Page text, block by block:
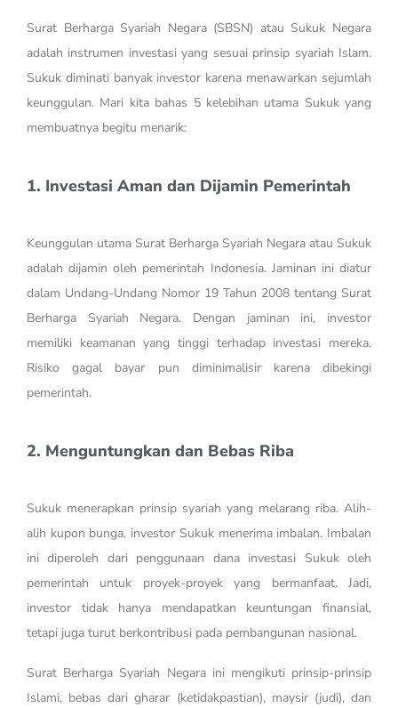
Surat Berharga Syariah Negara (SBSN) atau Sukuk Negara
adalah instrumen investasi yang sesuai prinsip syariah Islam.
Sukuk diminati banyak investor karena menawarkan sejumlah
keunggulan. Mari kita bahas 5 kelebihan utama Sukuk yang
membuatnya begitu menarik:
1. Investasi Aman dan Dijamin Pemerintah
Keunggulan utama Surat Berharga Syariah Negara atau Sukuk
adalah dijamin oleh pemerintah Indonesia. Jaminan ini diatur
dalam Undang-Undang Nomor 19 Tahun 2008 tentang Surat
Berharga Syariah Negara. Dengan jaminan ini, investor
memiliki keamanan yang tinggi terhadap investasi mereka.
Risiko gagal bayar pun diminimalisir karena dibekingi
pemerintah.
2. Menguntungkan dan Bebas Riba
Sukuk menerapkan prinsip syariah yang melarang riba. Alih-
alih kupon bunga, investor Sukuk menerima imbalan. Imbalan
ini diperoleh dari penggunaan dana investasi Sukuk oleh
pemerintah untuk proyek-proyek yang bermanfaat. Jadi,
investor tidak hanya mendapatkan keuntungan finansial,
tetapi juga turut berkontribusi pada pembangunan nasional.
Surat Berharga Syariah Negara ini mengikuti prinsip-prinsip
Islami, bebas dari gharar (ketidakpastian), maysir (judi), dan